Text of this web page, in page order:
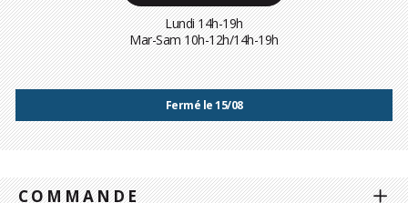
Lundi 14h-19h
Mar-Sam 10h-12h/14h-19h
Fermé le 15/08
COMMANDE